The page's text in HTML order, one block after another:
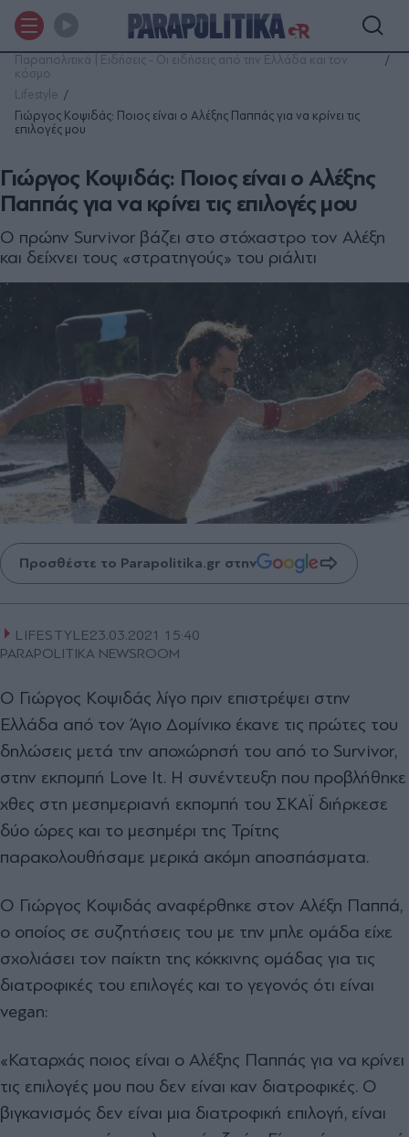
Παραπολιτικά | Ειδήσεις - Οι ειδήσεις από την Ελλάδα και τον
κόσμο
Lifestyle
Γιώργος Κοψιδάς: Ποιος είναι ο Αλέξης Παππάς για να κρίνει τις
επιλογές μου
Γιώργος Κοψιδάς: Ποιος είναι ο Αλέξης
Παππάς για να κρίνει τις επιλογές μου
Ο πρώην Survivor βάζει στο στόχαστρο τον Αλέξη
και δείχνει τους «στρατηγούς» του ριάλιτι
Προσθέστε το Parapolitika.gr στην
LIFESTYLE23.03.2021 15:40
PARAPOLITIKA NEWSROOM
Ο Γιώργος Κοψιδάς λίγο πριν επιστρέψει στην
Ελλάδα από τον Άγιο Δομίνικο έκανε τις πρώτες του
δηλώσεις μετά την αποχώρησή του από το Survivor,
στην εκπομπή Love It. Η συνέντευξη που προβλήθηκε
χθες στη μεσημεριανή εκπομπή του ΣΚΑΪ διήρκεσε
δύο ώρες και το μεσημέρι της Τρίτης
παρακολουθήσαμε μερικά ακόμη αποσπάσματα.
Ο Γιώργος Κοψιδάς αναφέρθηκε στον Αλέξη Παππά,
ο οποίος σε συζητήσεις του με την μπλε ομάδα είχε
σχολιάσει τον παίκτη της κόκκινης ομάδας για τις
διατροφικές του επιλογές και το γεγονός ότι είναι
vegan:
«Καταρχάς ποιος είναι ο Αλέξης Παππάς για να κρίνει
τις επιλογές μου που δεν είναι καν διατροφικές. Ο
βιγκανισμός δεν είναι μια διατροφική επιλογή, είναι